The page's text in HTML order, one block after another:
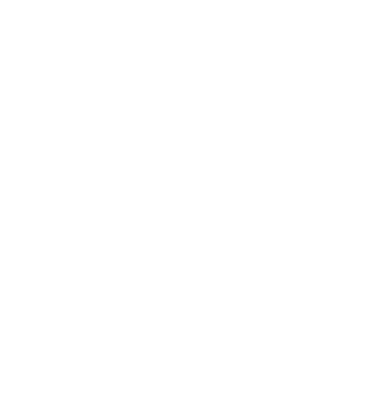
Personnalisez vos préférences pour